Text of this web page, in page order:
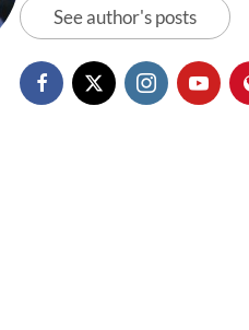
See author's posts